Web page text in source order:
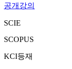
공개강의
SCIE
SCOPUS
KCI등재